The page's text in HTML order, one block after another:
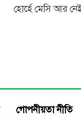
হোর্হে মেসি আর
৬৮ বছর বয়সে
গোপনীয়তা নীতি